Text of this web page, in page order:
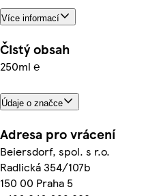
Více informací
Čistý obsah
250ml ℮
Údaje o značce
Adresa pro vrácení
Beiersdorf, spol. s r.o.
Radlická 354/107b
150 00 Praha 5